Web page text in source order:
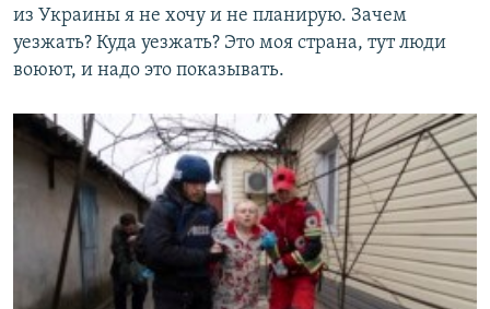
из Украины я не хочу и не планирую. Зачем
уезжать? Куда уезжать? Это моя страна, тут люди
воюют, и надо это показывать.